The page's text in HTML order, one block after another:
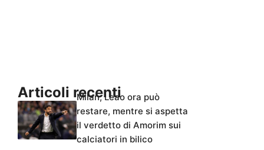
Articoli recenti
Milan, Leao ora può
restare, mentre si aspetta
il verdetto di Amorim sui
calciatori in bilico